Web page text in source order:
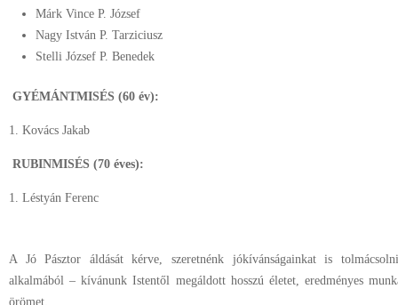
Márk Vince P. József
Nagy István P. Tarziciusz
Stelli József P. Benedek
GYÉMÁNTMISÉS (60 év):
1. Kovács Jakab
RUBINMISÉS (70 éves):
1. Léstyán Ferenc
A Jó Pásztor áldását kérve, szeretnénk jókívánságainkat is
alkalmából – kívánunk Istentől megáldott hosszú életet, eredményes
örömet.